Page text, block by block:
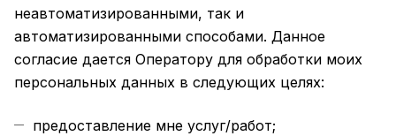
неавтоматизированными, так и
автоматизированными способами. Данное
согласие дается Оператору для обработки моих
персональных данных в следующих целях:
предоставление мне услуг/работ;